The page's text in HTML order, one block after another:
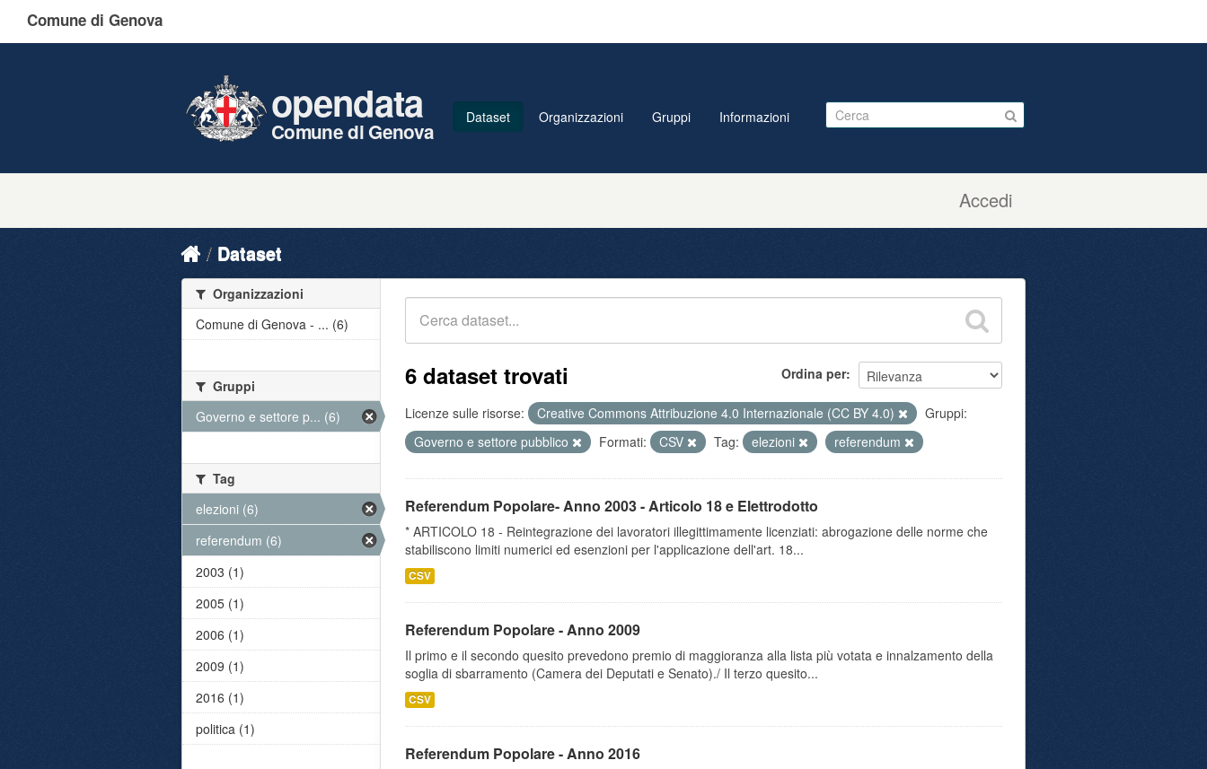
Comune di Genova
Accedi
opendata
Comune di Genova
Dataset Organizzazioni Gruppi Informazioni
Dataset
Ordina per
6 dataset trovati
Licenze sulle risorse: Creative Commons Attribuzione 4.0 Internazionale (CC BY 4.0)
Gruppi:
Governo e settore pubblico
Formati: CSV Tag: elezioni referendum
Referendum Popolare- Anno 2003 - Articolo 18 e Elettrodotto
* ARTICOLO 18 - Reintegrazione dei lavoratori illegittimamente licenziati: abrogazione delle norme che
stabiliscono limiti numerici ed esenzioni per l'applicazione dell'art. 18...
CSV
Referendum Popolare - Anno 2009
Il primo e il secondo quesito prevedono premio di maggioranza alla lista più votata e innalzamento della
soglia di sbarramento (Camera dei Deputati e Senato)./ Il terzo quesito...
CSV
Referendum Popolare - Anno 2016
Organizzazioni
Comune di Genova - ... (6)
Gruppi
Governo e settore p... (6)
Tag
elezioni (6)
referendum (6)
2003 (1)
2005 (1)
2006 (1)
2009 (1)
2016 (1)
politica (1)